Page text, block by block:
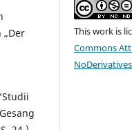
„Der
This work is
Commons